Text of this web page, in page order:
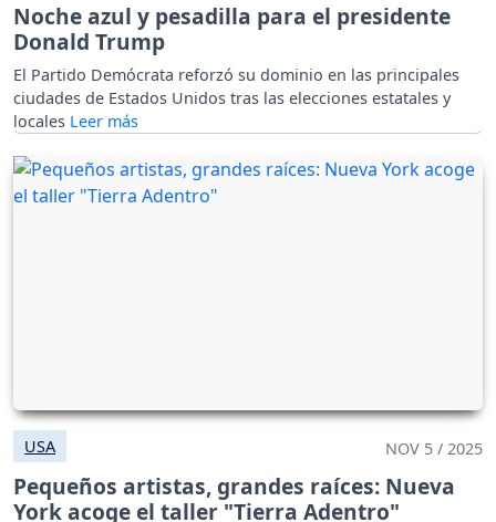
Noche azul y pesadilla para el presidente
Donald Trump
El Partido Demócrata reforzó su dominio en las principales
ciudades de Estados Unidos tras las elecciones estatales y
locales
USA NOV 5 / 2025
Pequeños artistas, grandes raíces: Nueva
York acoge el taller "Tierra Adentro"